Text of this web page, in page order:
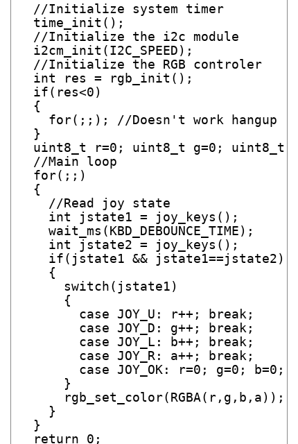
  //Initialize system timer
  time_init();
  //Initialize the i2c module
  i2cm_init(I2C_SPEED);
  //Initialize the RGB controler
  int res = rgb_init();
  if(res<0)
  {
    for(;;); //Doesn't work hangup
  }
uint8_t r=0; uint8_t g=0; uint8_t
  //Main loop
  for(;;)
  {
    //Read joy state
    int jstate1 = joy_keys();
    wait_ms(KBD_DEBOUNCE_TIME);
    int jstate2 = joy_keys();
    if(jstate1 && jstate1==jstate2)
    {
      switch(jstate1)
      {
        case JOY_U: r++; break;
        case JOY_D: g++; break;
        case JOY_L: b++; break;
        case JOY_R: a++; break;
case JOY_OK: r=0; g=0; b=0;
      }
      rgb_set_color(RGBA(r,g,b,a));
    }
  }
  return 0;